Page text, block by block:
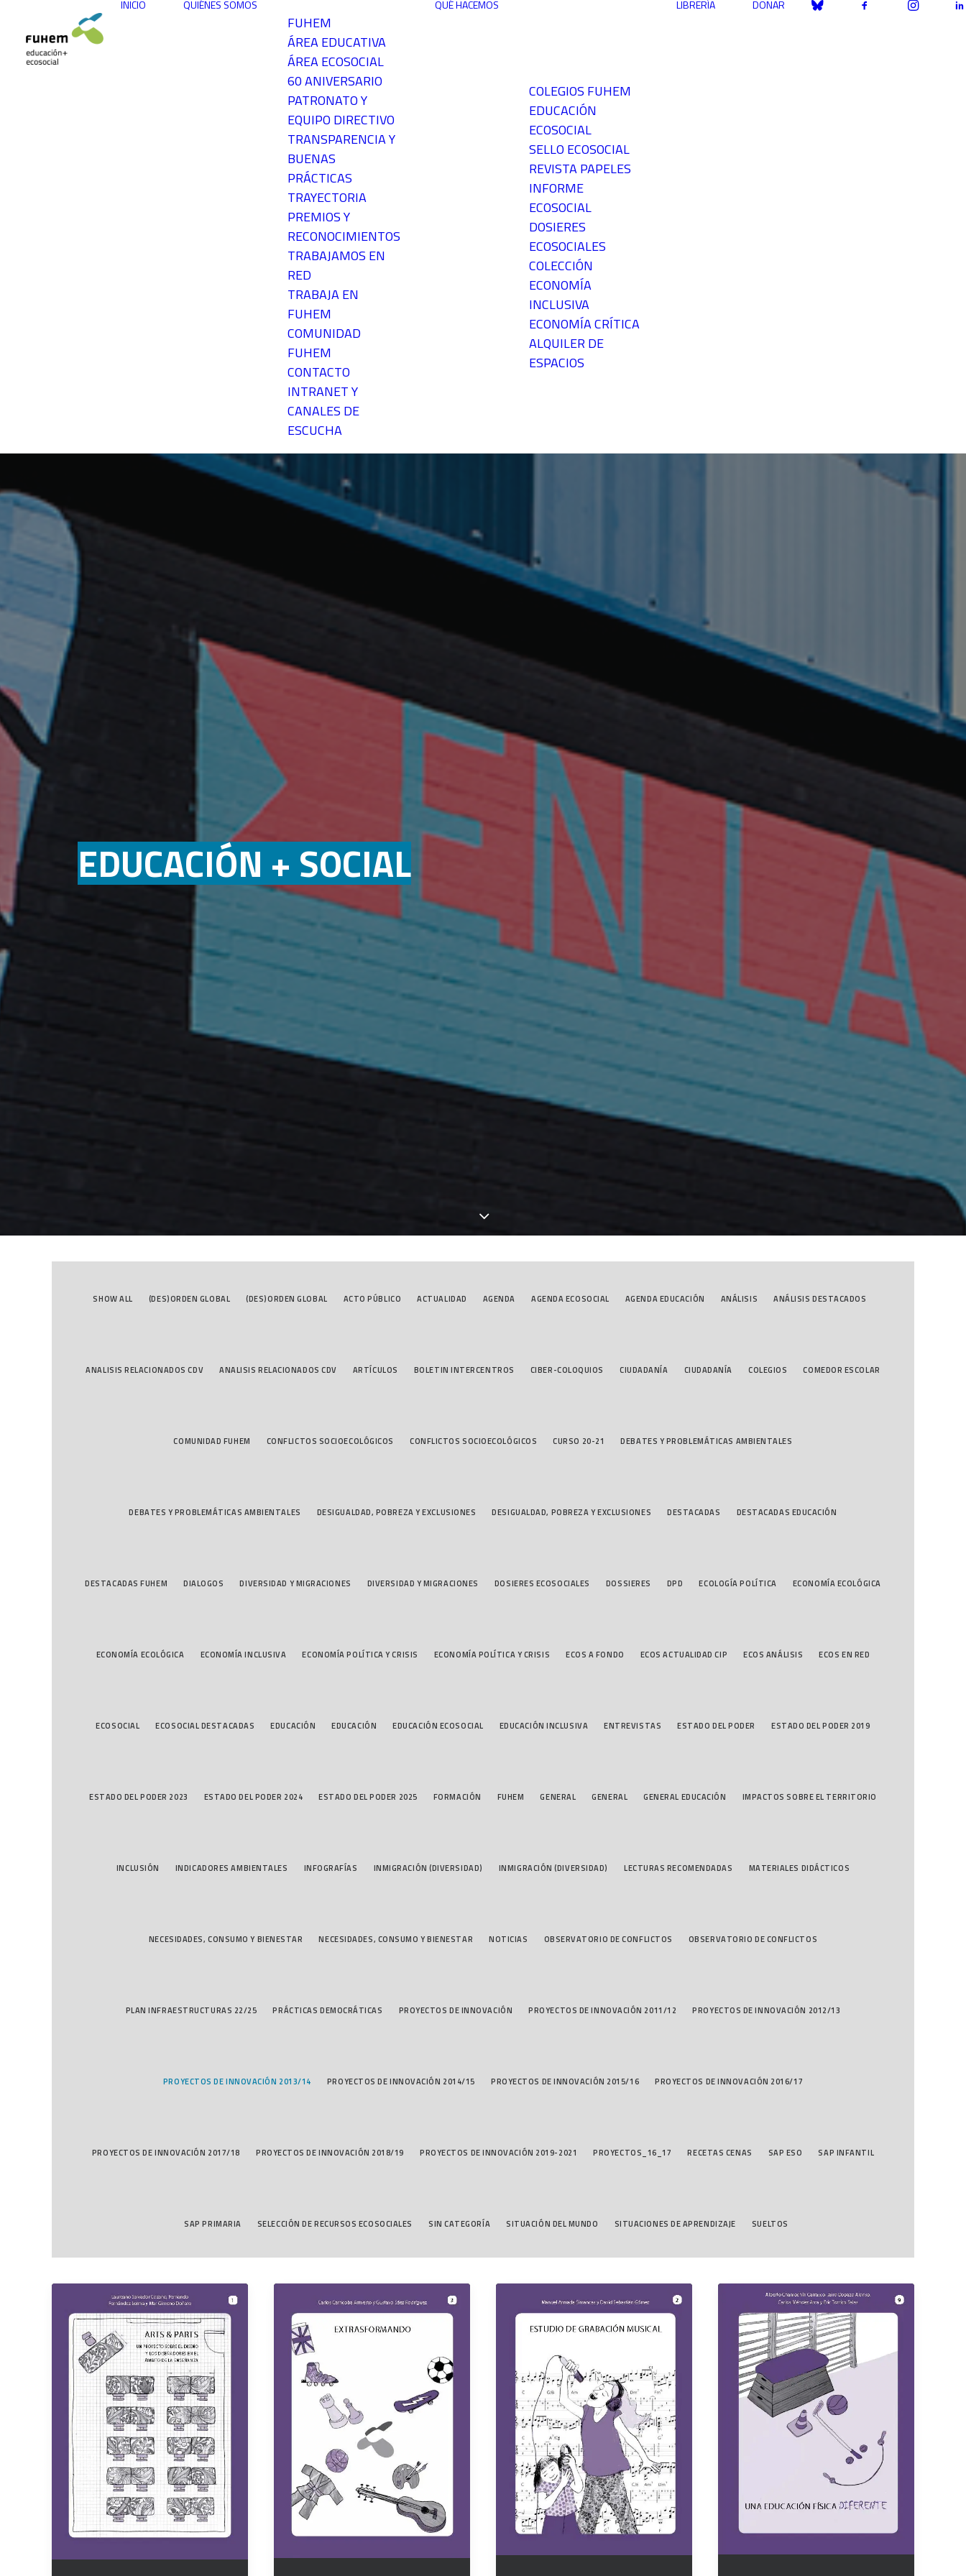
INICIO QUIÉNES SOMOS
FUHEM
ÁREA EDUCATIVA
ÁREA ECOSOCIAL
60 ANIVERSARIO
PATRONATO Y
EQUIPO DIRECTIVO
TRANSPARENCIA Y
BUENAS
PRÁCTICAS
TRAYECTORIA
PREMIOS Y
RECONOCIMIENTOS
TRABAJAMOS EN
RED
TRABAJA EN
FUHEM
COMUNIDAD
FUHEM
CONTACTO
INTRANET Y
CANALES DE
ESCUCHA
QUÉ HACEMOS
COLEGIOS FUHEM
EDUCACIÓN
ECOSOCIAL
SELLO ECOSOCIAL
REVISTA PAPELES
INFORME
ECOSOCIAL
DOSIERES
ECOSOCIALES
COLECCIÓN
ECONOMÍA
INCLUSIVA
ECONOMÍA CRÍTICA
ALQUILER DE
ESPACIOS
LIBRERÍA DONAR
EDUCACIÓN + SOCIAL
SHOW ALL (DES)ORDEN GLOBAL (DES)ORDEN GLOBAL ACTO PÚBLICO ACTUALIDAD AGENDA AGENDA ECOSOCIAL AGENDA EDUCACIÓN ANÁLISIS ANÁLISIS DESTACADOS
ANALISIS RELACIONADOS CDV ANALISIS RELACIONADOS CDV ARTÍCULOS BOLETIN INTERCENTROS CIBER-COLOQUIOS CIUDADANÍA CIUDADANÍA COLEGIOS COMEDOR ESCOLAR
COMUNIDAD FUHEM CONFLICTOS SOCIOECOLÓGICOS CONFLICTOS SOCIOECOLÓGICOS CURSO 20-21 DEBATES Y PROBLEMÁTICAS AMBIENTALES
DEBATES Y PROBLEMÁTICAS AMBIENTALES DESIGUALDAD, POBREZA Y EXCLUSIONES DESIGUALDAD, POBREZA Y EXCLUSIONES DESTACADAS DESTACADAS EDUCACIÓN
DESTACADAS FUHEM DIALOGOS DIVERSIDAD Y MIGRACIONES DIVERSIDAD Y MIGRACIONES DOSIERES ECOSOCIALES DOSSIERES DPD ECOLOGÍA POLÍTICA ECONOMÍA ECOLÓGICA
ECONOMÍA ECOLÓGICA ECONOMÍA INCLUSIVA ECONOMÍA POLÍTICA Y CRISIS ECONOMÍA POLÍTICA Y CRISIS ECOS A FONDO ECOS ACTUALIDAD CIP ECOS ANÁLISIS ECOS EN RED
ECOSOCIAL ECOSOCIAL DESTACADAS EDUCACIÓN EDUCACIÓN EDUCACIÓN ECOSOCIAL EDUCACIÓN INCLUSIVA ENTREVISTAS ESTADO DEL PODER ESTADO DEL PODER 2019
ESTADO DEL PODER 2023 ESTADO DEL PODER 2024 ESTADO DEL PODER 2025 FORMACIÓN FUHEM GENERAL GENERAL GENERAL EDUCACIÓN IMPACTOS SOBRE EL TERRITORIO
INCLUSIÓN INDICADORES AMBIENTALES INFOGRAFÍAS INMIGRACIÓN (DIVERSIDAD) INMIGRACIÓN (DIVERSIDAD) LECTURAS RECOMENDADAS MATERIALES DIDÁCTICOS
NECESIDADES, CONSUMO Y BIENESTAR NECESIDADES, CONSUMO Y BIENESTAR NOTICIAS OBSERVATORIO DE CONFLICTOS OBSERVATORIO DE CONFLICTOS
PLAN INFRAESTRUCTURAS 22/25 PRÁCTICAS DEMOCRÁTICAS PROYECTOS DE INNOVACIÓN PROYECTOS DE INNOVACIÓN 2011/12 PROYECTOS DE INNOVACIÓN 2012/13
PROYECTOS DE INNOVACIÓN 2013/14 PROYECTOS DE INNOVACIÓN 2014/15 PROYECTOS DE INNOVACIÓN 2015/16 PROYECTOS DE INNOVACIÓN 2016/17
PROYECTOS DE INNOVACIÓN 2017/18 PROYECTOS DE INNOVACIÓN 2018/19 PROYECTOS DE INNOVACIÓN 2019-2021 PROYECTOS_16_17 RECETAS CENAS SAP ESO SAP INFANTIL
SAP PRIMARIA SELECCIÓN DE RECURSOS ECOSOCIALES SIN CATEGORÍA SITUACIÓN DEL MUNDO SITUACIONES DE APRENDIZAJE SUELTOS